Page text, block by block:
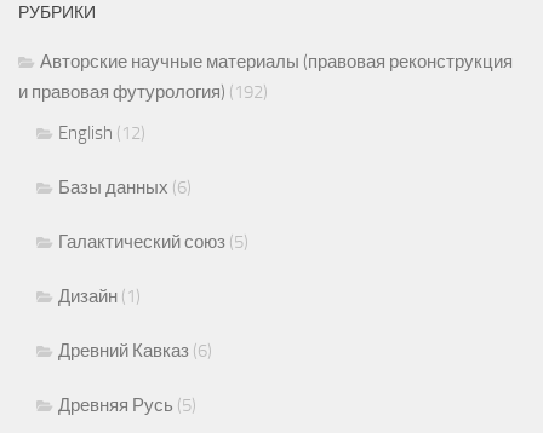
РУБРИКИ
Авторские научные материалы (правовая реконструкция
и правовая футурология) (192)
English (12)
Базы данных (6)
Галактический союз (5)
Дизайн (1)
Древний Кавказ (6)
Древняя Русь (5)